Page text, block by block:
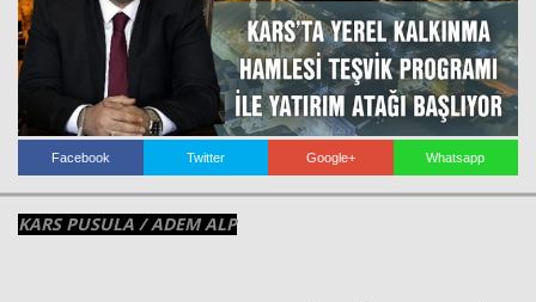
Facebook Twitter Google+ Whatsapp
KARS PUSULA / ADEM ALP
KÜNYE
İLETİŞİM